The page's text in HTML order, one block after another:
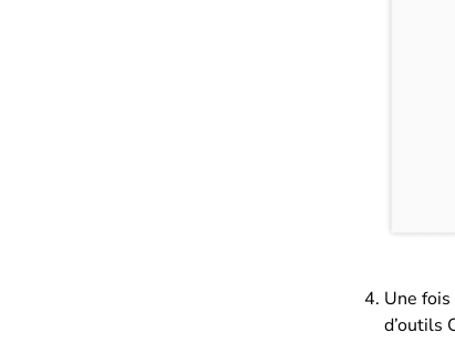
Une
d’outils